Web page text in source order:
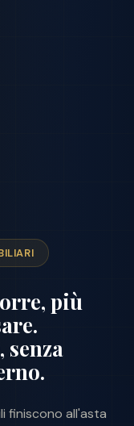
più
, senza
finiscono all'asta